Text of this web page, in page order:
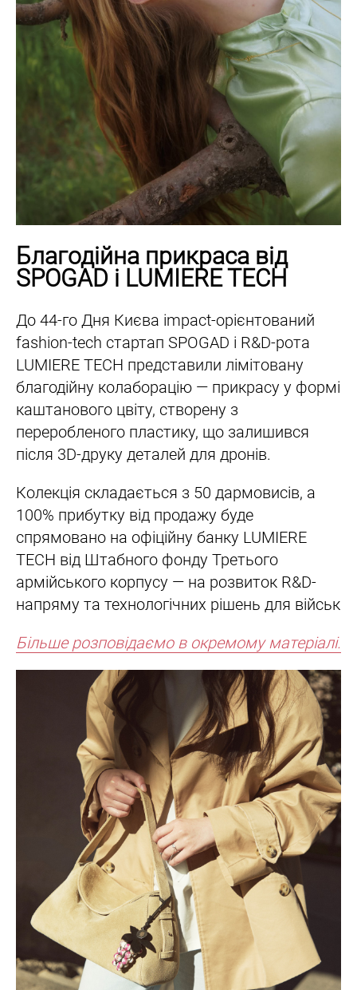
Благодійна прикраса від
SPOGAD і LUMIERE TECH
До 44-го Дня Києва impact-орієнтований
fashion-tech стартап SPOGAD і R&D-рота
LUMIERE TECH представили лімітовану
благодійну колаборацію — прикрасу у формі
каштанового цвіту, створену з
переробленого пластику, що залишився
після 3D-друку деталей для дронів.
Колекція складається з 50 дармовисів, а
100% прибутку від продажу буде
спрямовано на офіційну банку LUMIERE
TECH від Штабного фонду Третього
армійського корпусу — на розвиток R&D-
напряму та технологічних рішень для військ
Більше розповідаємо в окремому матеріалі.